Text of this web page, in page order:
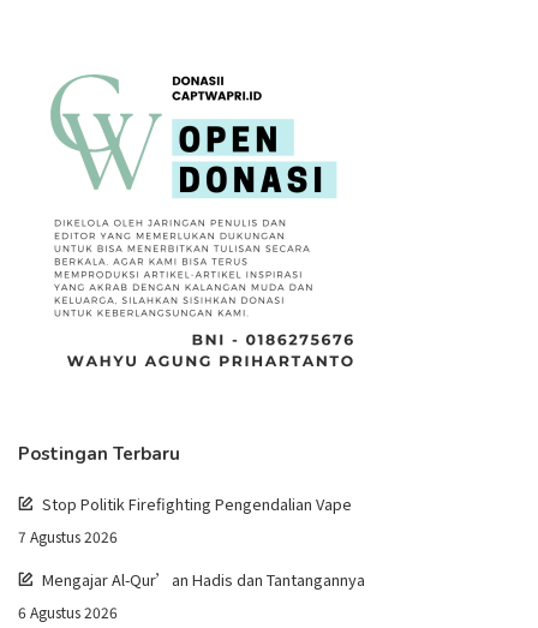
Postingan Terbaru
Stop Politik Firefighting Pengendalian Vape
7 Agustus 2026
Mengajar Al-Qur’an Hadis dan Tantangannya
6 Agustus 2026